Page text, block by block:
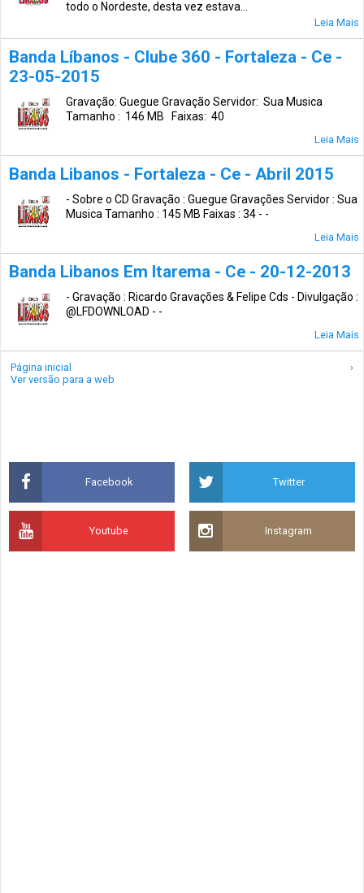
todo o Nordeste, desta vez estava...
Leia Mais
Banda Líbanos - Clube 360 - Fortaleza - Ce -
23-05-2015
Gravação: Guegue Gravação Servidor: Sua Musica
Tamanho : 146 MB Faixas: 40
Leia Mais
Banda Libanos - Fortaleza - Ce - Abril 2015
- Sobre o CD Gravação : Guegue Gravações Servidor : Sua
Musica Tamanho : 145 MB Faixas : 34 - -
Leia Mais
Banda Libanos Em Itarema - Ce - 20-12-2013
- Gravação : Ricardo Gravações & Felipe Cds - Divulgação :
@LFDOWNLOAD - -
Leia Mais
›
Página inicial
Ver versão para a web
Facebook Twitter
Youtube Instagram